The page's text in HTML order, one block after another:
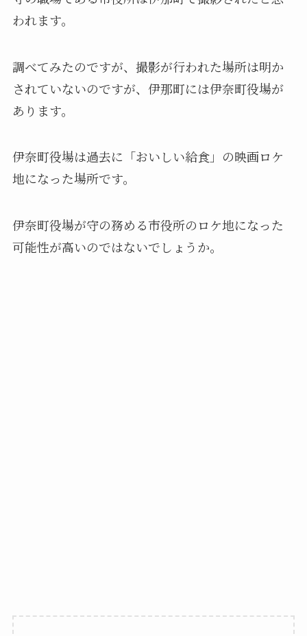
われます。
調べてみたのですが、撮影が行われた場所は明か
されていないのですが、伊那町には伊奈町役場が
あります。
伊奈町役場は過去に「おいしい給食」の映画ロケ
地になった場所です。
伊奈町役場が守の務める市役所のロケ地になった
可能性が高いのではないでしょうか。